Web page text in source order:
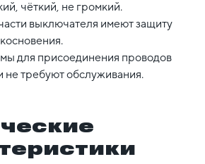
чёткий, не громкий.
выключателя имеют защиту
для присоединения проводов
не требуют обслуживания.